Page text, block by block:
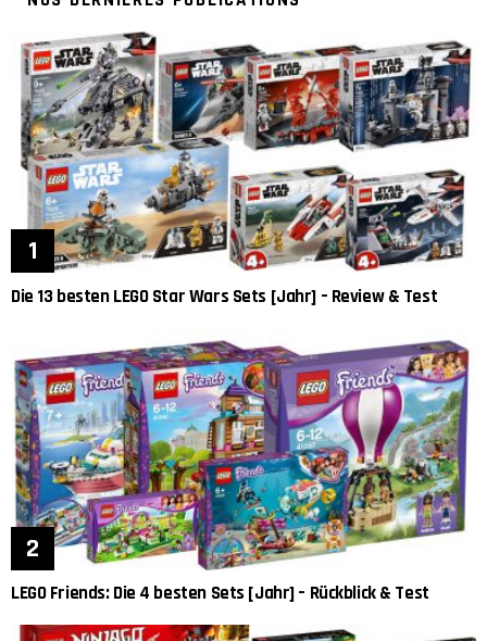
Die 13 besten LEGO Star Wars Sets [Jahr] – Review & Test
LEGO Friends: Die 4 besten Sets [Jahr] – Rückblick & Test